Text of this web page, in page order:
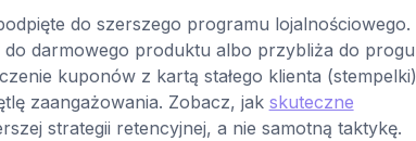
do szerszego programu lojalnościowego.
darmowego produktu albo przybliża do progu
kuponów z kartą stałego klienta (stempelki)
zaangażowania. Zobacz, jak skuteczne
strategii retencyjnej, a nie samotną taktykę.